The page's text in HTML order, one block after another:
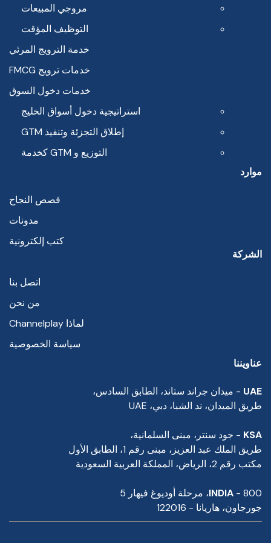
مروجي المبيعات
التوظيف المؤقت
خدمة الترويج المرئي
خدمات ترويج FMCG
خدمات دخول السوق
استراتيجية دخول أسواق الخليج
إطلاق التجزئة وتنفيذ GTM
التوزيع و GTM كخدمة
موارد
قصص النجاح
مدونات
كتب إلكترونية
الشركة
اتصل بنا
من نحن
لماذا Channelplay
سياسة الخصوصية
عناويننا
UAE - ميدان جراند ستاند، الطابق السادس،
طريق الميدان، ند الشبا، دبي، UAE
KSA - جود سنتر، مبنى السلمانية،
طريق الملك عبد العزيز، مبنى رقم 1، الطابق الأول
مكتب رقم 2، الرياض، المملكة العربية السعودية
INDIA - 800، مرحلة أوديوغ فيهار 5
جورجاون، هاريانا - 122016